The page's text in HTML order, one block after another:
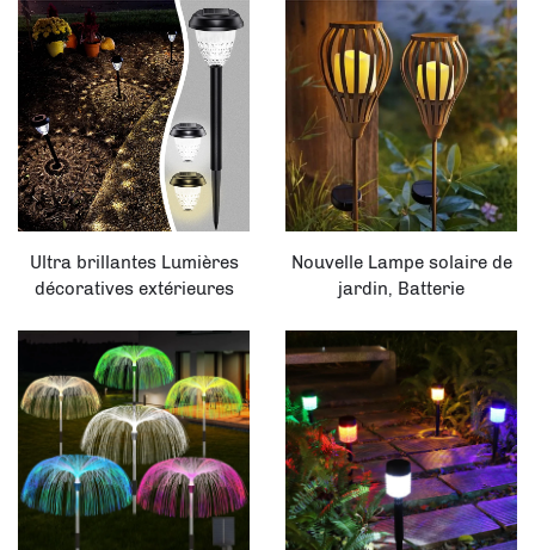
jardin paysage chemin
Ultra brillantes Lumières
décoratives extérieures
allée et pelouse
Nouvelle Lampe solaire de
jardin, Batterie
Lampes de table pour la
décoration d'intérieur